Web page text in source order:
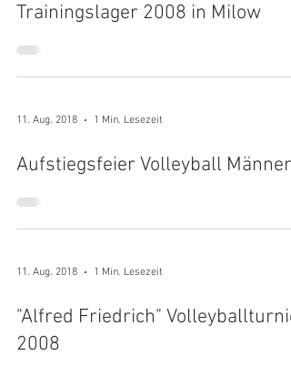
Trainingslager 2008 in Milow
11. Aug. 2018 1 Min. Lesezeit
Aufstiegsfeier Volleyball Männer
11. Aug. 2018 1 Min. Lesezeit
"Alfred Friedrich"
2008